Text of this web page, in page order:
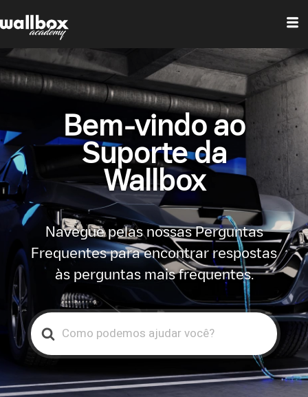
Bem-vindo ao
Suporte da
Wallbox
Navegue pelas nossas Perguntas
Frequentes para encontrar respostas
às perguntas mais frequentes.
Search
For